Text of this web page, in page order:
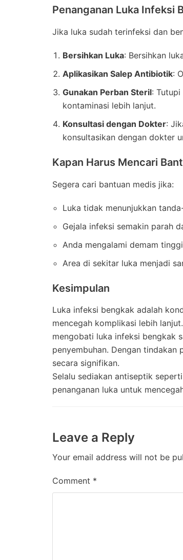
Penanganan Luka Infeksi
Jika luka sudah terinfeksi dan
Bersihkan Luka: Bersihkan
Aplikasikan Salep Antibiotik:
Gunakan Perban Steril:
kontaminasi lebih lanjut.
Konsultasi dengan Dokter:
konsultasikan dengan dokter
Kapan Harus Mencari
Segera cari bantuan medis jika:
Luka tidak menunjukkan
Gejala infeksi semakin parah
Anda mengalami demam
Area di sekitar luka menjadi
Kesimpulan
Luka infeksi bengkak adalah
mencegah komplikasi lebih
mengobati luka infeksi bengkak
penyembuhan. Dengan
secara signifikan.
Selalu sediakan antiseptik
penanganan luka untuk
Leave a Reply
Your email address will not be
Comment *